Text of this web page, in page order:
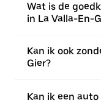
Wat is de
in La Valla-En-
Kan ik ook
Gier?
Kan ik een